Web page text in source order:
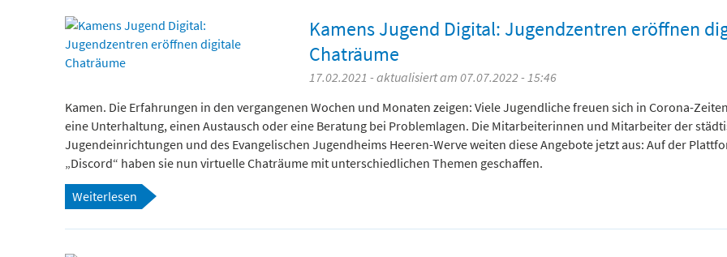
Kamens Jugend Digital: Jugendzentren eröffnen
Chaträume
17.02.2021 - aktualisiert am 07.07.2022 - 15:46
Kamen. Die Erfahrungen in den vergangenen Wochen und Monaten zeigen: Viele Jugendliche freuen sich in Corona-
eine Unterhaltung, einen Austausch oder eine Beratung bei Problemlagen. Die Mitarbeiterinnen und Mitarbeiter der
Jugendeinrichtungen und des Evangelischen Jugendheims Heeren-Werve weiten diese Angebote jetzt aus: Auf der
„Discord“ haben sie nun virtuelle Chaträume mit unterschiedlichen Themen geschaffen.
Weiterlesen